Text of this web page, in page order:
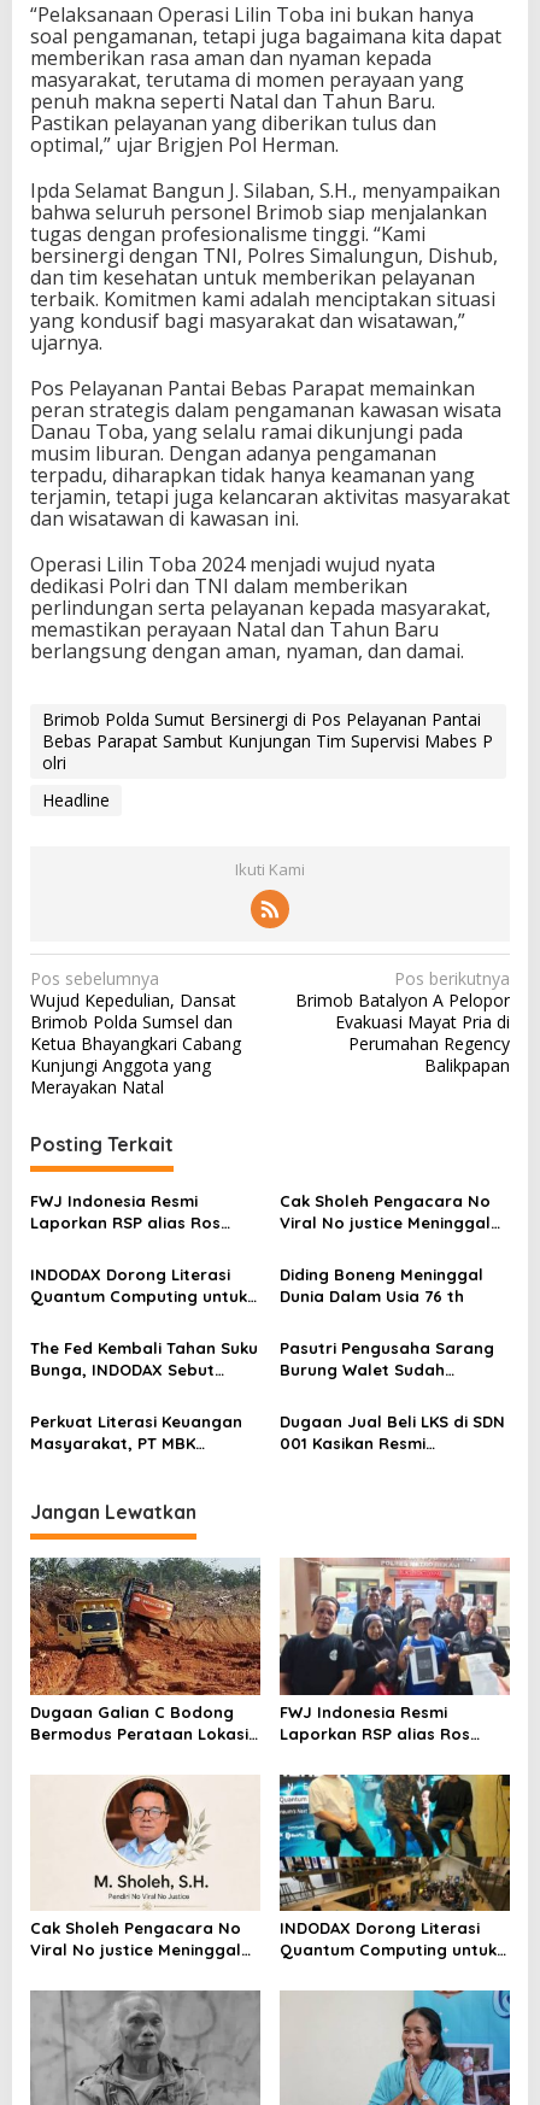
“Pelaksanaan Operasi Lilin Toba ini bukan hanya
soal pengamanan, tetapi juga bagaimana kita dapat
memberikan rasa aman dan nyaman kepada
masyarakat, terutama di momen perayaan yang
penuh makna seperti Natal dan Tahun Baru.
Pastikan pelayanan yang diberikan tulus dan
optimal,” ujar Brigjen Pol Herman.
Ipda Selamat Bangun J. Silaban, S.H., menyampaikan
bahwa seluruh personel Brimob siap menjalankan
tugas dengan profesionalisme tinggi. “Kami
bersinergi dengan TNI, Polres Simalungun, Dishub,
dan tim kesehatan untuk memberikan pelayanan
terbaik. Komitmen kami adalah menciptakan situasi
yang kondusif bagi masyarakat dan wisatawan,”
ujarnya.
Pos Pelayanan Pantai Bebas Parapat memainkan
peran strategis dalam pengamanan kawasan wisata
Danau Toba, yang selalu ramai dikunjungi pada
musim liburan. Dengan adanya pengamanan
terpadu, diharapkan tidak hanya keamanan yang
terjamin, tetapi juga kelancaran aktivitas masyarakat
dan wisatawan di kawasan ini.
Operasi Lilin Toba 2024 menjadi wujud nyata
dedikasi Polri dan TNI dalam memberikan
perlindungan serta pelayanan kepada masyarakat,
memastikan perayaan Natal dan Tahun Baru
berlangsung dengan aman, nyaman, dan damai.
Brimob Polda Sumut Bersinergi di Pos Pelayanan Pantai
Bebas Parapat Sambut Kunjungan Tim Supervisi Mabes P
olri
Headline
Ikuti Kami
N
a
v
i
a
s
i
o
s
Pos sebelumnya
Wujud Kepedulian, Dansat
Brimob Polda Sumsel dan
Ketua Bhayangkari Cabang
Kunjungi Anggota yang
Merayakan Natal
Pos berikutnya
Brimob Batalyon A Pelopor
Evakuasi Mayat Pria di
Perumahan Regency
Balikpapan
Posting Terkait
FWJ Indonesia Resmi
Laporkan RSP alias Ros
Cak Sholeh Pengacara No
Viral No justice Meninggal
INDODAX Dorong Literasi
Quantum Computing untuk
Blockchain
Diding Boneng Meninggal
Dunia Dalam Usia 76 th
The Fed Kembali Tahan Suku
Bunga, INDODAX Sebut
Sentimen Pasar
Pasutri Pengusaha Sarang
Burung Walet Sudah
Pelapor Desak Polda Jambi
Segera Lakukan Penahanan
Perkuat Literasi Keuangan
Masyarakat, PT MBK
Dugaan Jual Beli LKS di SDN
001 Kasikan Resmi
Jangan Lewatkan
Dugaan Galian C Bodong
Bermodus Perataan Lokasi
Riau Akan Tinjauan Lokasi
FWJ Indonesia Resmi
Laporkan RSP alias Ros
Cak Sholeh Pengacara No
Viral No justice Meninggal
INDODAX Dorong Literasi
Quantum Computing untuk
Blockchain